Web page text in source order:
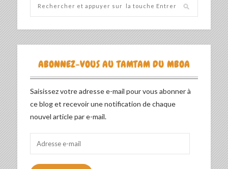
ABONNEZ-VOUS AU TAMTAM DU MBOA
Saisissez votre adresse e-mail pour vous abonner à
ce blog et recevoir une notification de chaque
nouvel article par e-mail.
mail